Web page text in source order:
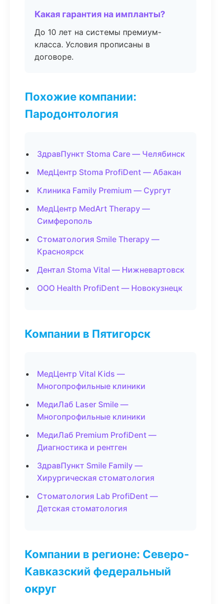
Какая гарантия на импланты?
До 10 лет на системы премиум-
класса. Условия прописаны в
договоре.
Похожие компании:
Пародонтология
ЗдравПункт Stoma Care — Челябинск
МедЦентр Stoma ProfiDent — Абакан
Клиника Family Premium — Сургут
МедЦентр MedArt Therapy —
Симферополь
Стоматология Smile Therapy —
Красноярск
Дентал Stoma Vital — Нижневартовск
ООО Health ProfiDent — Новокузнецк
Компании в Пятигорск
МедЦентр Vital Kids —
Многопрофильные клиники
МедиЛаб Laser Smile —
Многопрофильные клиники
МедиЛаб Premium ProfiDent —
Диагностика и рентген
ЗдравПункт Smile Family —
Хирургическая стоматология
Стоматология Lab ProfiDent —
Детская стоматология
Компании в регионе: Северо-
Кавказский федеральный
округ